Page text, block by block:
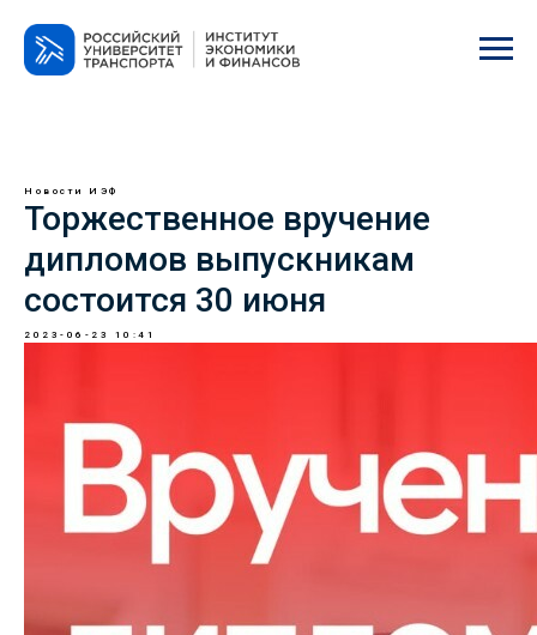
Новости ИЭФ
Торжественное вручение
дипломов выпускникам
состоится 30 июня
2023-06-23 10:41